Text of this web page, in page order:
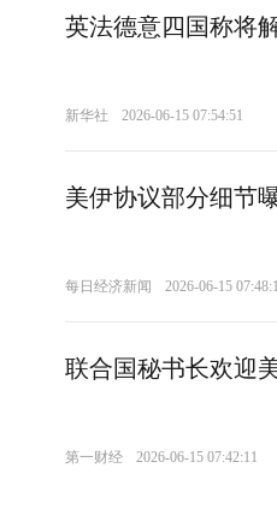
英法德意四国称将
新华社 2026-06-15 07:54:51
美伊协议部分细节
每日经济新闻 2026-06-15
联合国秘书长欢迎
第一财经 2026-06-15 07:42:11